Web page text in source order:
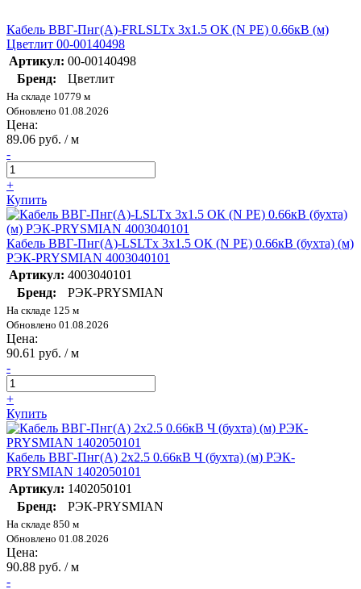
Кабель ВВГ-Пнг(А)-FRLSLTx 3х1.5 ОК (N PE) 0.66кВ (м)
Цветлит 00-00140498
Артикул: 00-00140498
Бренд:
Цветлит
На складе 10779 м
Обновлено 01.08.2026
Цена:
89.06 руб. / м
-
+
Купить
Кабель ВВГ-Пнг(А)-LSLTx 3х1.5 ОК (N PE) 0.66кВ (бухта) (м)
РЭК-PRYSMIAN 4003040101
Артикул: 4003040101
Бренд:
РЭК-PRYSMIAN
На складе 125 м
Обновлено 01.08.2026
Цена:
90.61 руб. / м
-
+
Купить
Кабель ВВГ-Пнг(А) 2х2.5 0.66кВ Ч (бухта) (м) РЭК-
PRYSMIAN 1402050101
Артикул: 1402050101
Бренд:
РЭК-PRYSMIAN
На складе 850 м
Обновлено 01.08.2026
Цена:
90.88 руб. / м
-